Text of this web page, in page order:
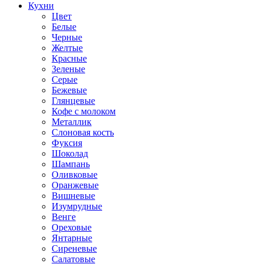
Кухни
Цвет
Белые
Черные
Желтые
Красные
Зеленые
Серые
Бежевые
Глянцевые
Кофе с молоком
Металлик
Слоновая кость
Фуксия
Шоколад
Шампань
Оливковые
Оранжевые
Вишневые
Изумрудные
Венге
Ореховые
Янтарные
Сиреневые
Салатовые